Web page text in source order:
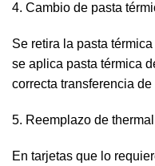
4. Cambio de pasta
Se retira la pasta
se aplica pasta térmica
correcta transferencia de
5. Reemplazo de
En tarjetas que lo